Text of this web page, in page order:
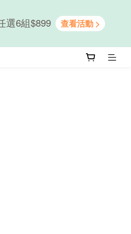
選6組$899
選6組$899
｜LINE註冊再送優格吐司